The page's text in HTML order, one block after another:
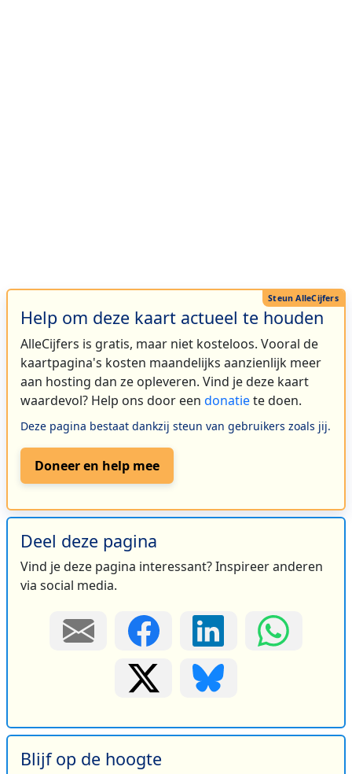
Help om deze kaart actueel te houden
AlleCijfers is gratis, maar niet kosteloos. Vooral de
kaartpagina's kosten maandelijks aanzienlijk meer
aan hosting dan ze opleveren. Vind je deze kaart
waardevol? Help ons door een donatiete doen.
Deze pagina bestaat dankzij steun van gebruikers zoals jij.
Doneer en help mee
Deel deze pagina
Vind je deze pagina interessant? Inspireer anderen
via social media.
Blijf op de hoogte